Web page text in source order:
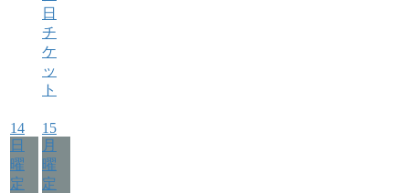
チ
ケ
ッ
ト
14
日
曜
定
15
月
曜
定